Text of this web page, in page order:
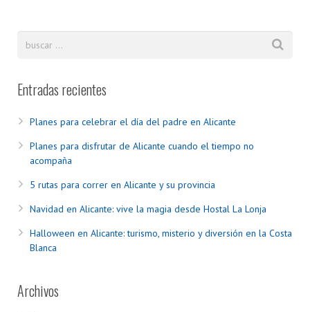
Entradas recientes
Planes para celebrar el día del padre en Alicante
Planes para disfrutar de Alicante cuando el tiempo no
acompaña
5 rutas para correr en Alicante y su provincia
Navidad en Alicante: vive la magia desde Hostal La Lonja
Halloween en Alicante: turismo, misterio y diversión en la Costa
Blanca
Archivos